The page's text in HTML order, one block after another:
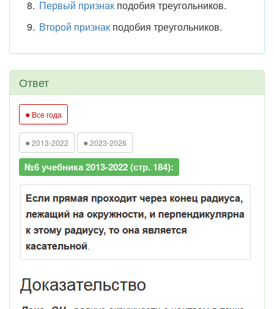
Первый признакподобия треугольников.
Второй признакподобия треугольников.
Ответ
● Все года
● 2013-2022 ● 2023-2026
№6 учебника 2013-2022 (стр. 184):